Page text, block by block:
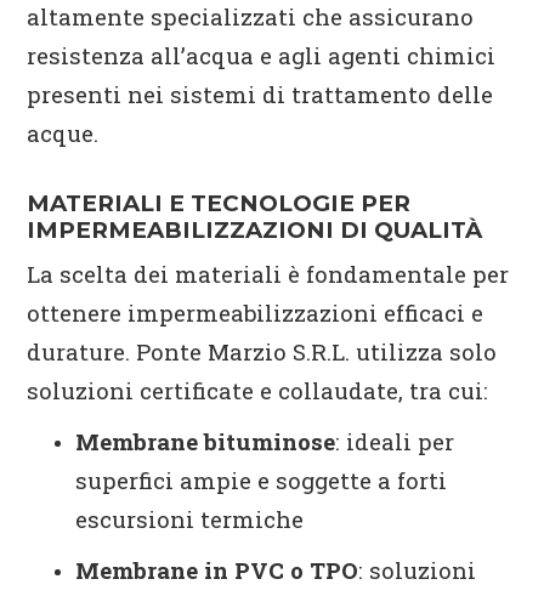
altamente specializzati che assicurano
resistenza all’acqua e agli agenti chimici
presenti nei sistemi di trattamento delle
acque.
MATERIALI E TECNOLOGIE PER
IMPERMEABILIZZAZIONI DI QUALITÀ
La scelta dei materiali è fondamentale per
ottenere impermeabilizzazioni efficaci e
durature. Ponte Marzio S.R.L. utilizza solo
soluzioni certificate e collaudate, tra cui:
Membrane bituminose: ideali per
superfici ampie e soggette a forti
escursioni termiche
Membrane in PVC o TPO: soluzioni